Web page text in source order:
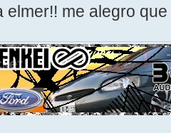
elmer!! me alegro